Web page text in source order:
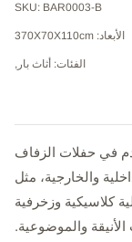
SKU: BAR0003-B
الأبعاد: 370Χ70Χ110cm
الفئات: أثاث بار,
في حفلات الزفاف
والخارجية، مثل
كلاسيكية وزخرفية
والموضوعية.